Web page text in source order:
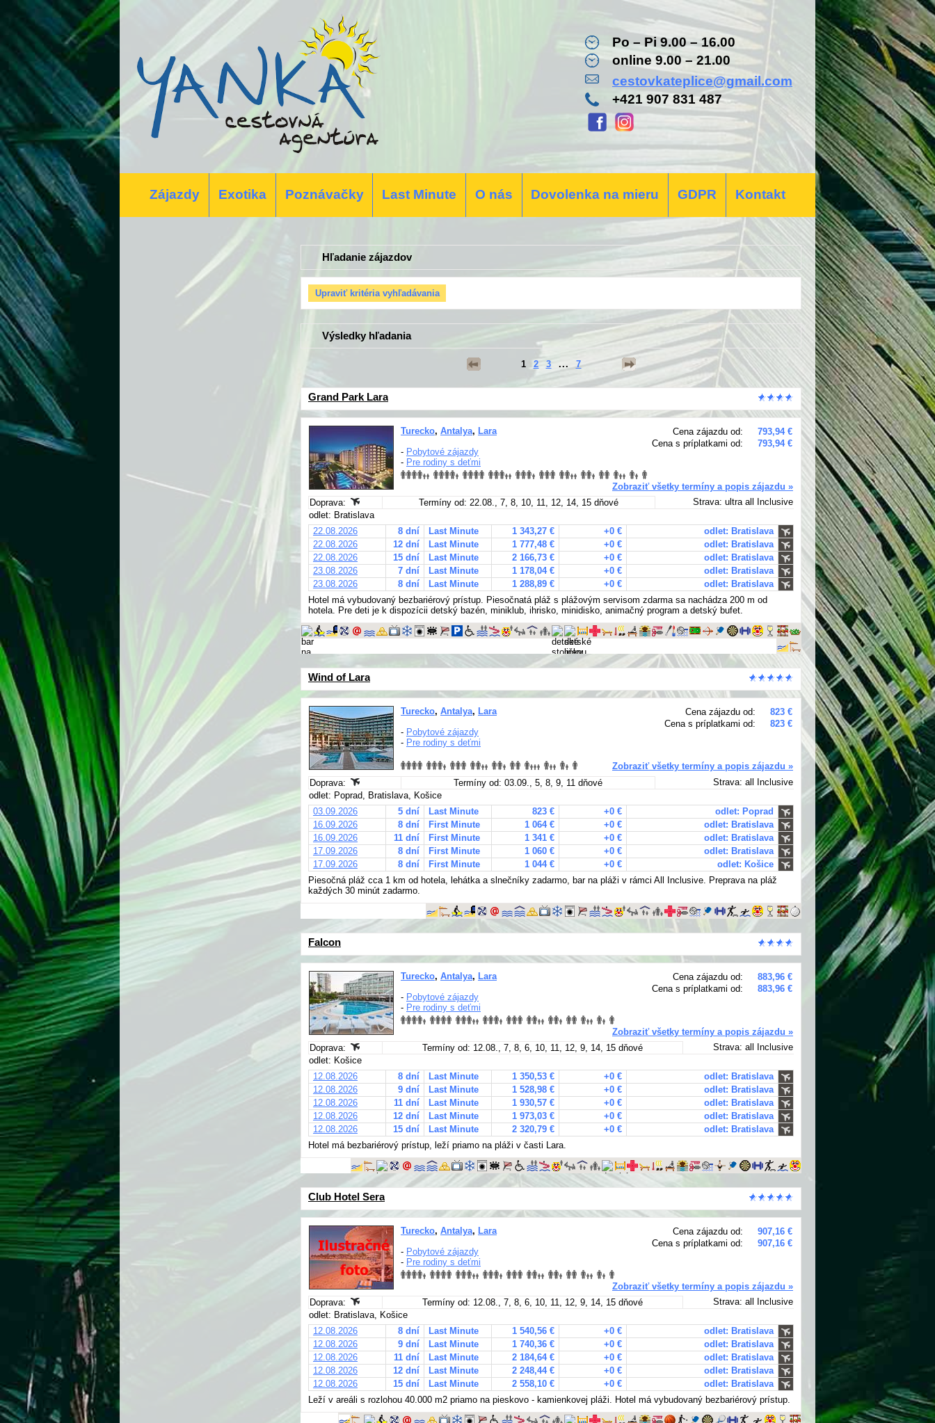
Po – Pi 9.00 – 16.00
online 9.00 – 21.00
cestovkateplice@gmail.com
+421 907 831 487
Zájazdy Exotika Poznávačky Last Minute O nás Dovolenka na mieru GDPR Kontakt
Hľadanie zájazdov
Výsledky hľadania
1 2 3 ... 7
Grand Park Lara
Cena zájazdu od:
793,94 €
Cena s príplatkami od:
793,94 €
Turecko, Antalya, Lara
- Pobytové zájazdy
- Pre rodiny s deťmi
Zobraziť všetky termíny a popis zájazdu »
Doprava:
Termíny od: 22.08., 7, 8, 10, 11, 12, 14, 15 dňové
Strava: ultra all Inclusive
odlet: Bratislava
22.08.2026
8 dní Last Minute 1 343,27 € +0 €
odlet: Bratislava
22.08.2026
12 dní Last Minute 1 777,48 € +0 €
odlet: Bratislava
22.08.2026
15 dní Last Minute 2 166,73 € +0 €
odlet: Bratislava
23.08.2026
7 dní Last Minute 1 178,04 € +0 €
odlet: Bratislava
23.08.2026
8 dní Last Minute 1 288,89 € +0 €
odlet: Bratislava
Hotel má vybudovaný bezbariérový prístup. Piesočnatá pláž s plážovým servisom zdarma sa nachádza 200 m od
hotela. Pre deti je k dispozícii detský bazén, miniklub, ihrisko, minidisko, animačný program a detský bufet.
Wind of Lara
Cena zájazdu od:
823 €
Cena s príplatkami od:
823 €
Turecko, Antalya, Lara
- Pobytové zájazdy
- Pre rodiny s deťmi
Zobraziť všetky termíny a popis zájazdu »
Doprava:
Termíny od: 03.09., 5, 8, 9, 11 dňové
Strava: all Inclusive
odlet: Poprad, Bratislava, Košice
03.09.2026
5 dní Last Minute 823 € +0 €
odlet: Poprad
16.09.2026
8 dní First Minute 1 064 € +0 €
odlet: Bratislava
16.09.2026
11 dní First Minute 1 341 € +0 €
odlet: Bratislava
17.09.2026
8 dní First Minute 1 060 € +0 €
odlet: Bratislava
17.09.2026
8 dní First Minute 1 044 € +0 €
odlet: Košice
Piesočná pláž cca 1 km od hotela, lehátka a slnečníky zadarmo, bar na pláži v rámci All Inclusive. Preprava na pláž
každých 30 minút zadarmo.
Falcon
Cena zájazdu od:
883,96 €
Cena s príplatkami od:
883,96 €
Turecko, Antalya, Lara
- Pobytové zájazdy
- Pre rodiny s deťmi
Zobraziť všetky termíny a popis zájazdu »
Doprava:
Termíny od: 12.08., 7, 8, 6, 10, 11, 12, 9, 14, 15 dňové
Strava: all Inclusive
odlet: Košice
12.08.2026
8 dní Last Minute 1 350,53 € +0 €
odlet: Bratislava
12.08.2026
9 dní Last Minute 1 528,98 € +0 €
odlet: Bratislava
12.08.2026
11 dní Last Minute 1 930,57 € +0 €
odlet: Bratislava
12.08.2026
12 dní Last Minute 1 973,03 € +0 €
odlet: Bratislava
12.08.2026
15 dní Last Minute 2 320,79 € +0 €
odlet: Bratislava
Hotel má bezbariérový prístup, leží priamo na pláži v časti Lara.
Club Hotel Sera
Cena zájazdu od:
907,16 €
Cena s príplatkami od:
907,16 €
Turecko, Antalya, Lara
- Pobytové zájazdy
- Pre rodiny s deťmi
Zobraziť všetky termíny a popis zájazdu »
Doprava:
Termíny od: 12.08., 7, 8, 6, 10, 11, 12, 9, 14, 15 dňové
Strava: all Inclusive
odlet: Bratislava, Košice
12.08.2026
8 dní Last Minute 1 540,56 € +0 €
odlet: Bratislava
12.08.2026
9 dní Last Minute 1 740,36 € +0 €
odlet: Bratislava
12.08.2026
11 dní Last Minute 2 184,64 € +0 €
odlet: Bratislava
12.08.2026
12 dní Last Minute 2 248,44 € +0 €
odlet: Bratislava
12.08.2026
15 dní Last Minute 2 558,10 € +0 €
odlet: Bratislava
Leží v areáli s rozlohou 40.000 m2 priamo na pieskovo - kamienkovej pláži. Hotel má vybudovaný bezbariérový prístup.